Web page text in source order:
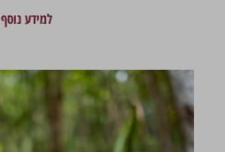
למידע נוסף